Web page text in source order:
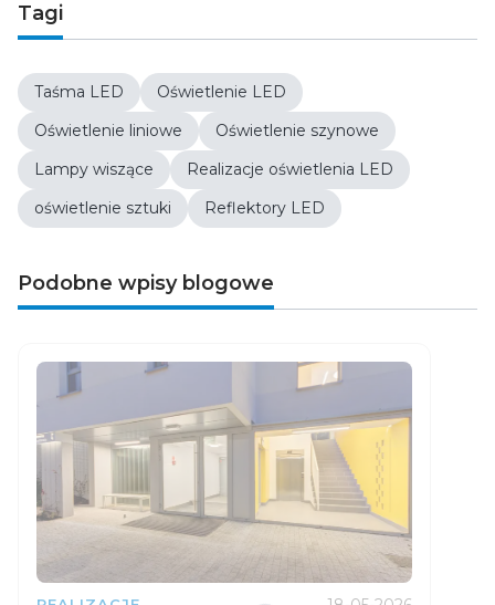
Tagi
Taśma LED
Oświetlenie LED
Oświetlenie liniowe
Oświetlenie szynowe
Lampy wiszące
Realizacje oświetlenia LED
oświetlenie sztuki
Reflektory LED
Podobne wpisy blogowe